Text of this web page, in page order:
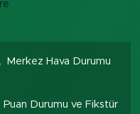
Merkez Hava Durumu
Puan Durumu ve Fikstür